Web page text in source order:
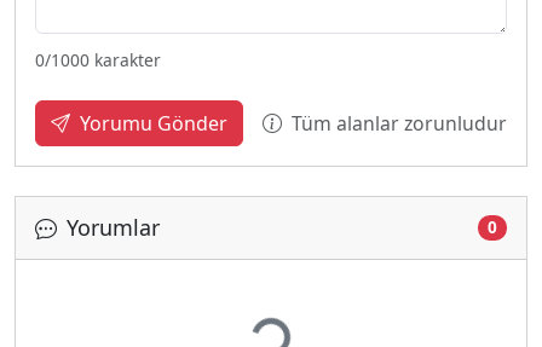
0/1000 karakter
Yorumu Gönder Tüm alanlar zorunludur
Yorumlar 0
Yükleniyor...